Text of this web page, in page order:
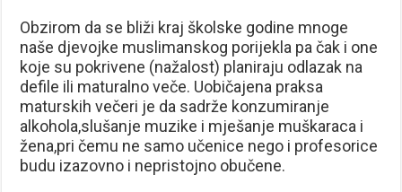
Obzirom da se bliži kraj školske godine mnoge
naše djevojke muslimanskog porijekla pa čak i one
koje su pokrivene (nažalost) planiraju odlazak na
defile ili maturalno veče. Uobičajena praksa
maturskih večeri je da sadrže konzumiranje
alkohola,slušanje muzike i mješanje muškaraca i
žena,pri čemu ne samo učenice nego i profesorice
budu izazovno i nepristojno obučene.